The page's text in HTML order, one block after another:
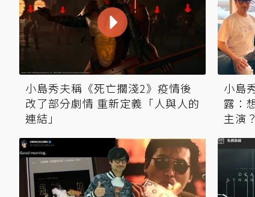
小島秀夫稱《死亡擱淺2》疫情後
改了部分劇情 重新定義「人與人的
連結」
小島
露：
主演？